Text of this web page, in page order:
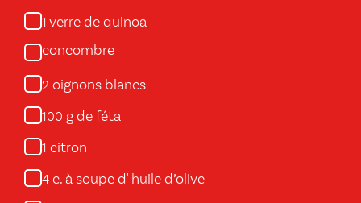
1 verre de quinoa
concombre
2 oignons blancs
100 g de féta
1 citron
4 c. à soupe d' huile d’olive